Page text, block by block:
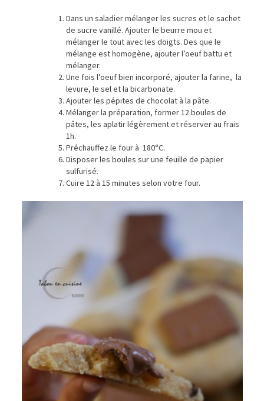
Dans un saladier mélanger les sucres et le sachet
de sucre vanillé. Ajouter le beurre mou et
mélanger le tout avec les doigts. Des que le
mélange est homogène, ajouter l’oeuf battu et
mélanger.
Une fois l’oeuf bien incorporé, ajouter la farine, la
levure, le sel et la bicarbonate.
Ajouter les pépites de chocolat à la pâte.
Mélanger la préparation, former 12 boules de
pâtes, les aplatir légèrement et réserver au frais
1h.
Préchauffez le four à 180°C.
Disposer les boules sur une feuille de papier
sulfurisé.
Cuire 12 à 15 minutes selon votre four.